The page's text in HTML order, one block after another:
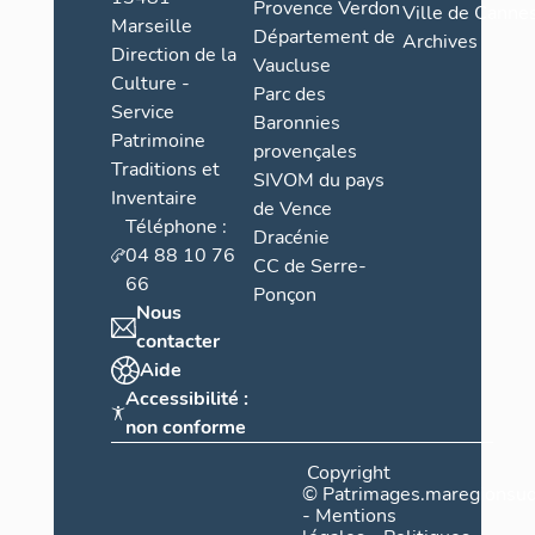
Marseille
Direction de la
Culture -
Service
Patrimoine
Traditions et
Inventaire
Téléphone :
04 88 10 76
66
Nous
contacter
Aide
Accessibilité :
non conforme
Provence Verdon
Département de
Vaucluse
Parc des
Baronnies
provençales
SIVOM du pays
de Vence
Dracénie
CC de Serre-
Ponçon
Ville de
Archives
Copyright
©
- Mentions